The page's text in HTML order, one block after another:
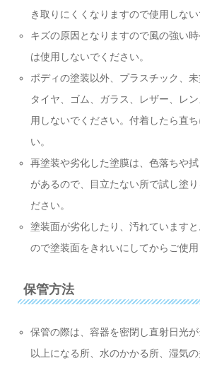
き取りにくくなりますので使用しない
キズの原因となりますので風の強い
は使用しないでください。
ボディの塗装以外、プラスチック、未
タイヤ、ゴム、ガラス、レザー、レ
用しないでください。付着したら直
い。
再塗装や劣化した塗膜は、色落ちや
があるので、目立たない所で試し塗
ださい。
塗装面が劣化したり、汚れています
ので塗装面をきれいにしてからご使用
保管方法
保管の際は、容器を密閉し直射日光
以上になる所、水のかかる所、湿気